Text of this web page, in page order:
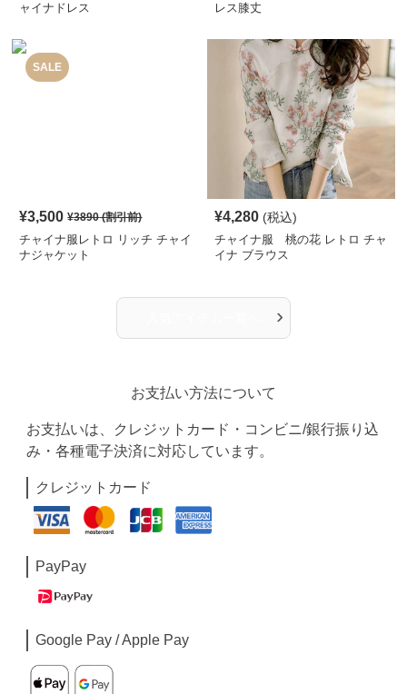
ャイナドレス
レス膝丈
SALE
¥3,500 ¥3890(割引前)
チャイナ服レトロ リッチ チャイ
ナジャケット
¥4,280 (税込)
チャイナ服 桃の花 レトロ チャ
イナ ブラウス
›
お支払い方法について
お支払いは、クレジットカード・コンビニ/銀行振り込
み・各種電子決済に対応しています。
クレジットカード
PayPay
Google Pay / Apple Pay